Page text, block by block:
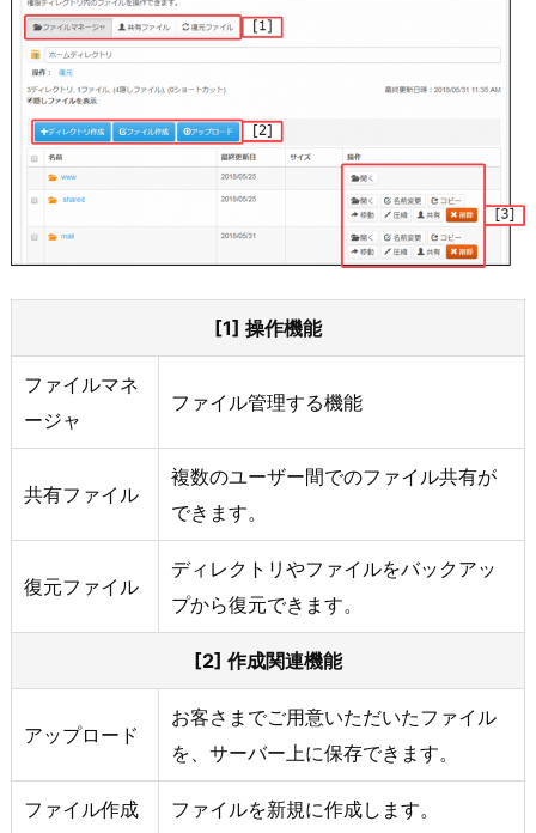
[1] 操作機能
ファイルマネ
ージャ
ファイル管理する機能
共有ファイル
複数のユーザー間でのファイル共有が
できます。
復元ファイル
ディレクトリやファイルをバックアッ
プから復元できます。
[2] 作成関連機能
アップロード
お客さまでご用意いただいたファイル
を、サーバー上に保存できます。
ファイル作成 ファイルを新規に作成します。